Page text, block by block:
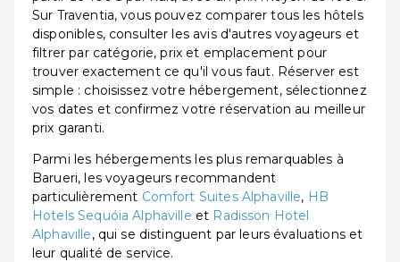
Sur Traventia, vous pouvez comparer tous les hôtels
disponibles, consulter les avis d'autres voyageurs et
filtrer par catégorie, prix et emplacement pour
trouver exactement ce qu'il vous faut. Réserver est
simple : choisissez votre hébergement, sélectionnez
vos dates et confirmez votre réservation au meilleur
prix garanti.
Parmi les hébergements les plus remarquables à
Barueri, les voyageurs recommandent
particulièrement Comfort Suites Alphaville, HB
Hotels Sequóia Alphaville et Radisson Hotel
Alphaville, qui se distinguent par leurs évaluations et
leur qualité de service.